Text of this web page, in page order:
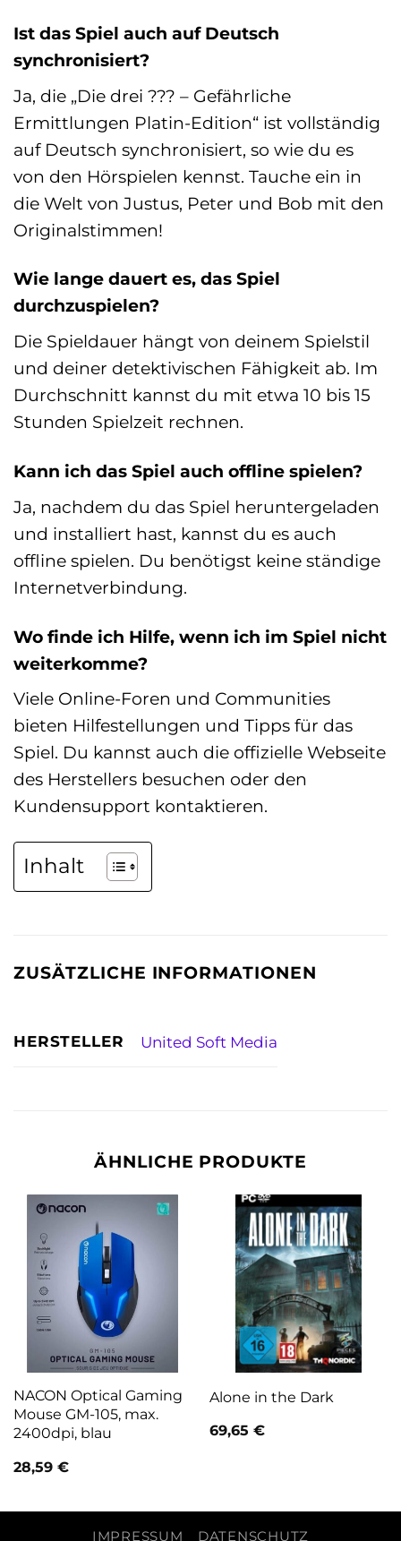
Ist das Spiel auch auf Deutsch
synchronisiert?
Ja, die „Die drei ??? – Gefährliche
Ermittlungen Platin-Edition“ ist vollständig
auf Deutsch synchronisiert, so wie du es
von den Hörspielen kennst. Tauche ein in
die Welt von Justus, Peter und Bob mit den
Originalstimmen!
Wie lange dauert es, das Spiel
durchzuspielen?
Die Spieldauer hängt von deinem Spielstil
und deiner detektivischen Fähigkeit ab. Im
Durchschnitt kannst du mit etwa 10 bis 15
Stunden Spielzeit rechnen.
Kann ich das Spiel auch offline spielen?
Ja, nachdem du das Spiel heruntergeladen
und installiert hast, kannst du es auch
offline spielen. Du benötigst keine ständige
Internetverbindung.
Wo finde ich Hilfe, wenn ich im Spiel nicht
weiterkomme?
Viele Online-Foren und Communities
bieten Hilfestellungen und Tipps für das
Spiel. Du kannst auch die offizielle Webseite
des Herstellers besuchen oder den
Kundensupport kontaktieren.
Inhalt
ZUSÄTZLICHE INFORMATIONEN
HERSTELLER United Soft Media
ÄHNLICHE PRODUKTE
NACON Optical Gaming
Mouse GM-105, max.
2400dpi, blau
28,59 €
Alone in the Dark
69,65 €
IMPRESSUM DATENSCHUTZ